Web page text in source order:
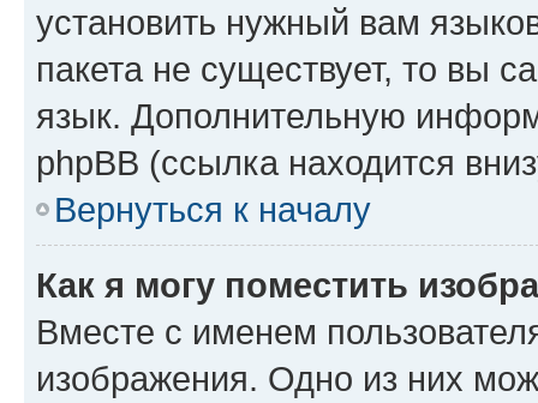
установить нужный вам
пакета не существует, то вы
язык. Дополнительную
phpBB (ссылка находится
Вернуться к началу
Как я могу поместить
Вместе с именем
изображения. Одно из них